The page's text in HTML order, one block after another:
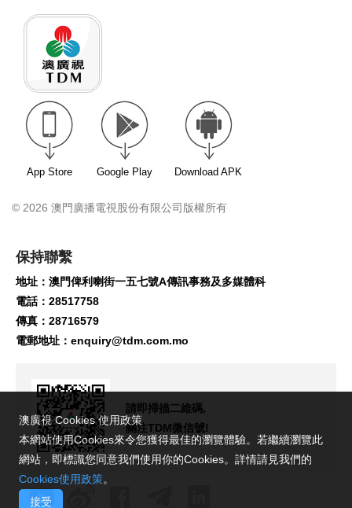
App Store Google Play Download APK
© 2026 澳門廣播電視股份有限公司版權所有
保持聯繫
地址：澳門俾利喇街一五七號A傳訊事務及多媒體科
電話：28517758
傳真：28716579
電郵地址： enquiry@tdm.com.mo
請即掃描二維碼,
關注TDM微信號!
澳廣視 Cookies 使用政策
本網站使用Cookies來令您獲得最佳的瀏覽體驗。若繼續瀏覽此
網站，即標識您同意我們使用你的Cookies。詳情請見我們的
Cookies使用政策。
接受